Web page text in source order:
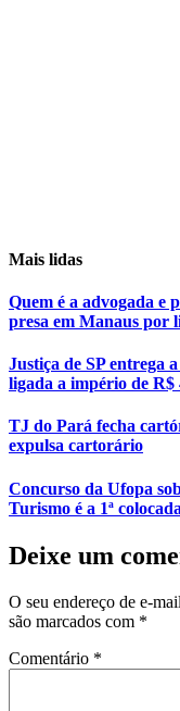
Mais lidas
Quem é a advogada e
presa em Manaus por
Justiça de SP entrega
ligada a império de R$
TJ do Pará fecha
expulsa cartorário
Concurso da Ufopa
Turismo é a 1ª
Deixe um
O seu endereço de e-
são marcados com *
Comentário *